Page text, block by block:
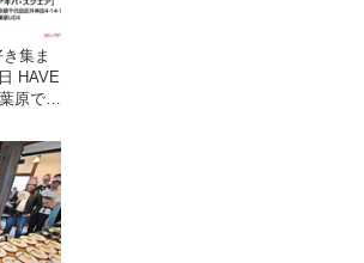
集ま
HAVE
原で開